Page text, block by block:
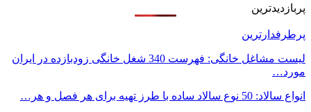
پربازدیدترین
پرطرفدارترین
لیست مشاغل خانگی: فهرست 340 شغل خانگی زودبازده در ایران
مورد…
انواع سالاد: 50 نوع سالاد ساده با طرز تهیه برای هر فصل و هر…